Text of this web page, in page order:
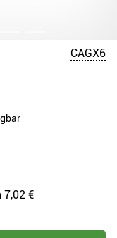
CAGX6
7,02 €